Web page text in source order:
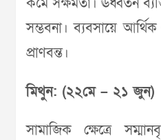
সম্ভবনা। ব্যবসায়ে
প্রাণবন্ত।
মিথুন: (২২মে – ২১ জুন)
সামাজিক ক্ষেত্রে